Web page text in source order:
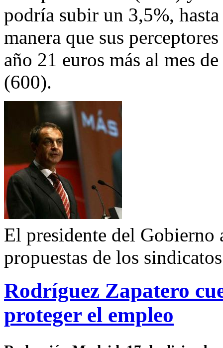
podría subir un 3,5%,
manera que sus
año 21 euros más al mes
(600).
El presidente del Gobierno
propuestas de los sindicatos
Rodríguez Zapatero
proteger el empleo